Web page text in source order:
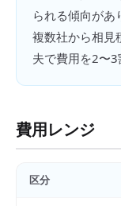
られる傾向があ
複数社から相見
夫で費用を2〜3
費用レンジ
区分